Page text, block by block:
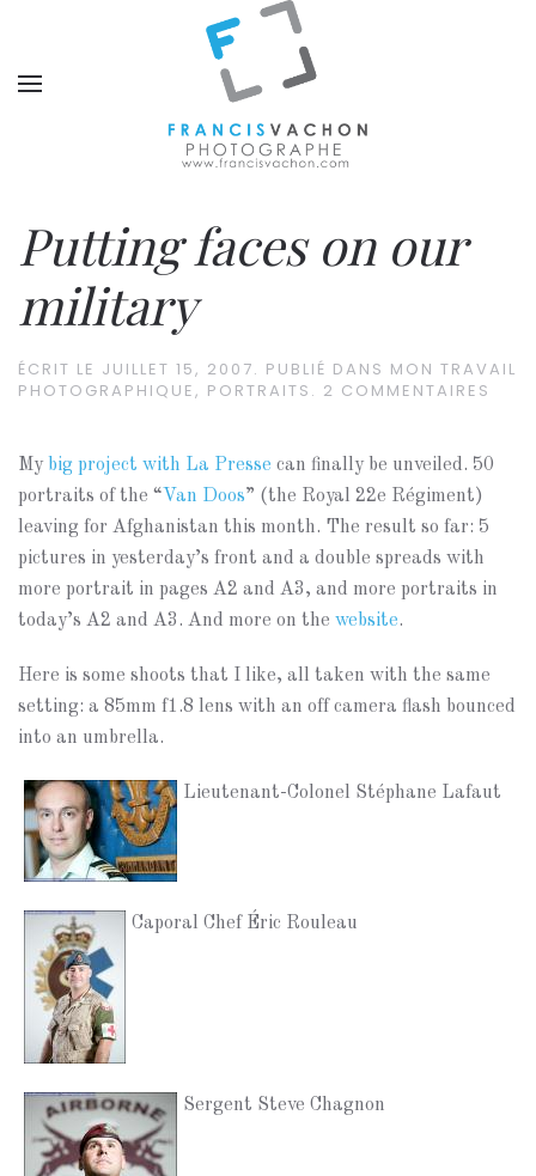
Putting faces on our
military
ÉCRIT LE JUILLET 15, 2007. PUBLIÉ DANS MON TRAVAIL
PHOTOGRAPHIQUE, PORTRAITS . 2 COMMENTAIRES
My big project with La Presse can finally be unveiled. 50
portraits of the “Van Doos” (the Royal 22e Régiment)
leaving for Afghanistan this month. The result so far: 5
pictures in yesterday’s front and a double spreads with
more portrait in pages A2 and A3, and more portraits in
today’s A2 and A3. And more on the website.
Here is some shoots that I like, all taken with the same
setting: a 85mm f1.8 lens with an off camera flash bounced
into an umbrella.
Lieutenant-Colonel Stéphane Lafaut
Caporal Chef Éric Rouleau
Sergent Steve Chagnon